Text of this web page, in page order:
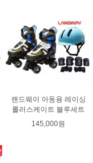
랜드웨이 아동용 레이싱
롤러스케이트 블루세트
145,000원